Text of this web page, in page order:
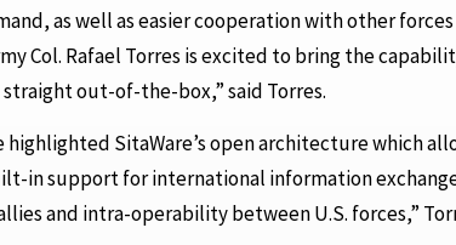
as well as easier cooperation with other
Col. Rafael Torres is excited to bring the
out-of-the-box,” said Torres.
highlighted SitaWare’s open architecture which
in support for international information
and intra-operability between U.S. forces,”